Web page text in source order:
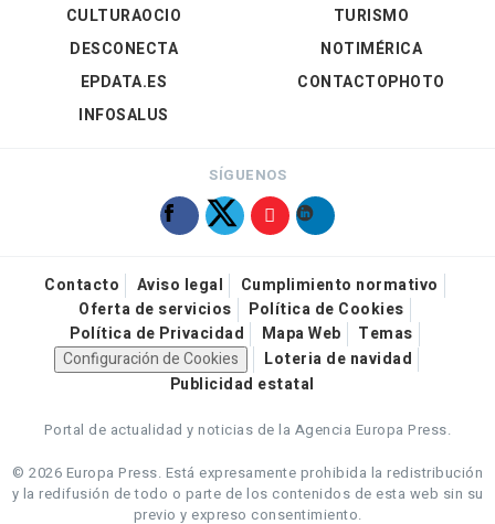
CULTURAOCIO
DESCONECTA
EPDATA.ES
INFOSALUS
TURISMO
NOTIMÉRICA
CONTACTOPHOTO
SÍGUENOS
Contacto Aviso legal
Cumplimiento normativo
Oferta de servicios
Política de Cookies
Política de Privacidad
Mapa Web
Temas
Configuración de Cookies
Loteria de navidad
Publicidad estatal
Portal de actualidad y noticias de la Agencia Europa Press.
© 2026 Europa Press. Está expresamente prohibida la redistribución
y la redifusión de todo o parte de los contenidos de esta web sin su
previo y expreso consentimiento.